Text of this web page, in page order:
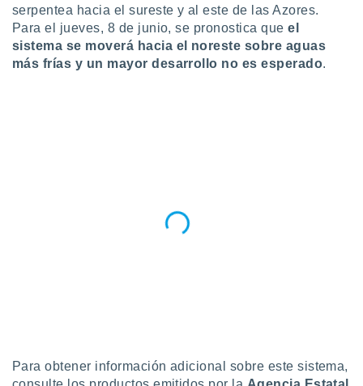
perfiles
utilizar
con el
serpentea hacia el sureste y al este de las Azores.
Para el jueves, 8 de junio, se pronostica queel
sistema se moverá hacia el noreste sobre aguas
más frías y un mayor desarrollo no es esperado.
Para obtener información adicional sobre este sistema,